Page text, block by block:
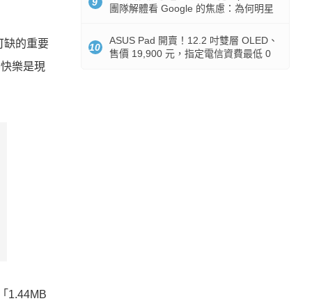
缺的重要
樂是現
1.44MB
團隊解體看 Google 的焦慮：為何明星
10
ASUS Pad 開賣！12.2 吋雙層 OLED、
售價 19,900 元，指定電信資費最低 0